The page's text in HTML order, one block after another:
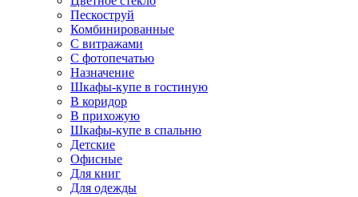
Пескоструй
Комбинированные
С витражами
С фотопечатью
Назначение
Шкафы-купе в гостиную
В коридор
В прихожую
Шкафы-купе в спальню
Детские
Офисные
Для книг
Для одежды